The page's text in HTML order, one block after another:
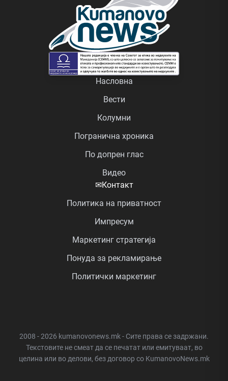
Насловна
Вести
Колумни
Погранична хроника
По допрен глас
Видео
✉Контакт
Политика на приватност
Импресум
Маркетинг стратегија
Понуда за рекламирање
Политички маркетинг
2008 - 2026 kumanovonews.mk - Сите права се задржани.
Текстовите не смеат да се печатат или емитуваат, во
целина или во делови, без договор со KumanovoNews.mk